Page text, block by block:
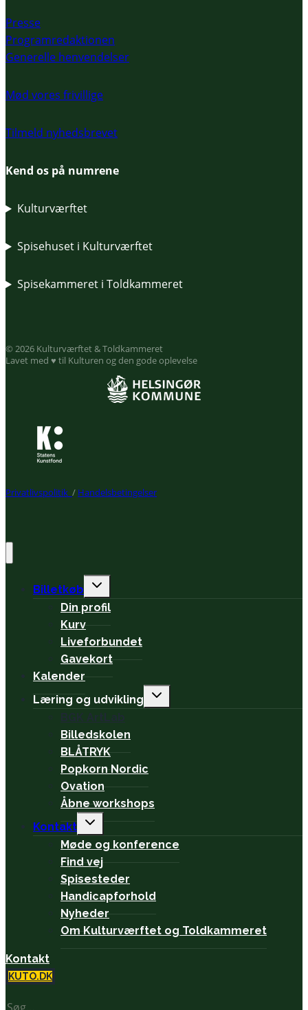
Presse
Programredaktionen
Generelle henvendelser
Mød vores frivillige
Tilmeld nyhedsbrevet
Kend os på numrene
Kulturværftet
Spisehuset i Kulturværftet
Spisekammeret i Toldkammeret
© 2026 Kulturværftet & Toldkammeret
Lavet med ♥ til Kulturen og den gode oplevelse
Privatlivspolitik / Handelsbetingelser
Billetkøb
Expand
child
menu
Din profil
Kurv
Liveforbundet
Gavekort
Kalender
Læring og udvikling
Expand
child
BGK ArtLab
Billedskolen
BLÅTRYK
Popkorn Nordic
Ovation
Åbne workshops
Kontakt
Expand
child
menu
Møde og konference
Find vej
Spisesteder
Handicapforhold
Nyheder
Om Kulturværftet og Toldkammeret
Kontakt
KUTO.DK
Søg